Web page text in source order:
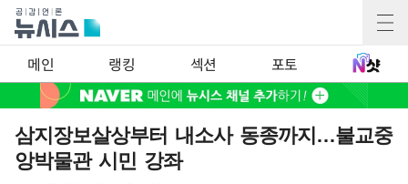
메인 랭킹 섹션 포토
삼지장보살상부터 내소사 동종까지…불교중
앙박물관 시민 강좌